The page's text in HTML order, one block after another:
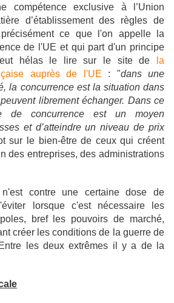
compétence exclusive à l’Union
d’établissement des règles de
ce que l'on appelle la
de l'UE et qui part d'un principe
hélas le lire sur le site de
la
auprès de l'UE : "dans une
la concurrence est la situation dans
librement échanger. Dans ce
de concurrence est un moyen
et d’atteindre un niveau de prix
sur le bien-être de ceux qui créent
des entreprises, des administrations
contre une certaine dose de
lorsque c'est nécessaire les
bref les pouvoirs de marché,
créer les conditions de la guerre de
les deux extrêmes il y a de la